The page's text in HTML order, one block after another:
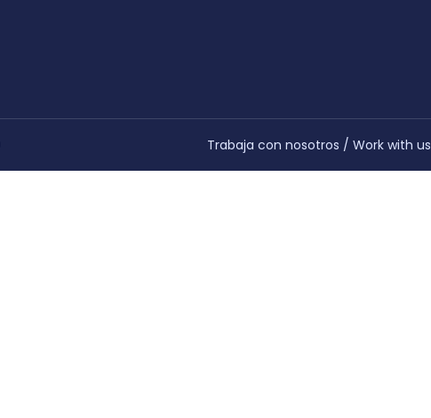
Trabaja con nosotros / Work with us